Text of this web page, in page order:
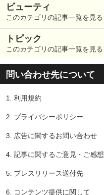
ビューティ
このカテゴリの記事一覧を見る
トピック
このカテゴリの記事一覧を見る
問い合わせ先について
1. 利用規約
2. プライバシーポリシー
3. 広告に関するお問い合わせ
4. 記事に関するご意見・ご感想
5. プレスリリース送付先
6. コンテンツ提供に関して